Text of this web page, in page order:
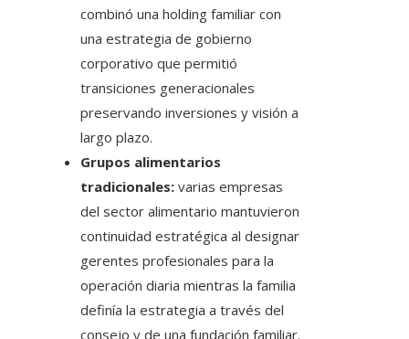
combinó una holding familiar con
una estrategia de gobierno
corporativo que permitió
transiciones generacionales
preservando inversiones y visión a
largo plazo.
Grupos alimentarios
tradicionales: varias empresas
del sector alimentario mantuvieron
continuidad estratégica al designar
gerentes profesionales para la
operación diaria mientras la familia
definía la estrategia a través del
consejo y de una fundación familiar.